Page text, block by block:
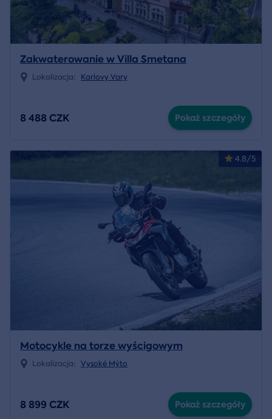
Zakwaterowanie w Villa Smetana
Lokalizacja: Karlovy Vary
8 488 CZK Pokaż szczegóły
4.8/5
Motocykle na torze wyścigowym
Lokalizacja: Vysoké Mýto
8 899 CZK Pokaż szczegóły